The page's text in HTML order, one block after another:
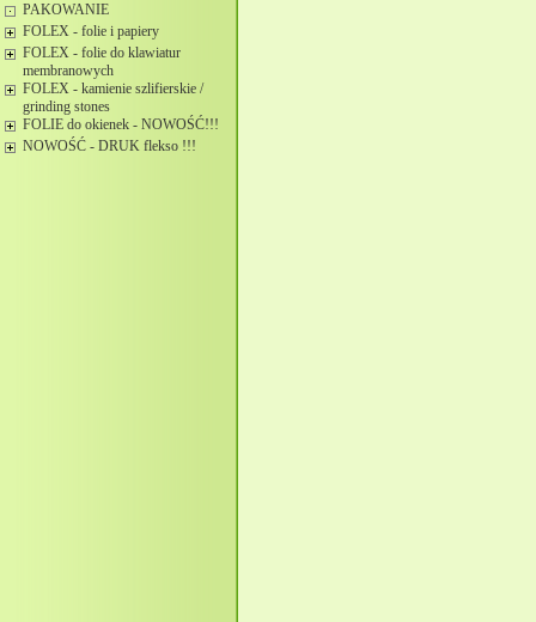
PAKOWANIE
FOLEX - folie i papiery
FOLEX - folie do klawiatur
membranowych
FOLEX - kamienie szlifierskie /
grinding stones
FOLIE do okienek - NOWOŚĆ!!!
NOWOŚĆ - DRUK flekso !!!